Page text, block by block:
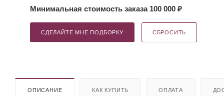
Минимальная стоимость заказа 100 000 ₽
СДЕЛАЙТЕ МНЕ ПОДБОРКУ СБРОСИТЬ
ОПИСАНИЕ КАК КУПИТЬ ОПЛАТА